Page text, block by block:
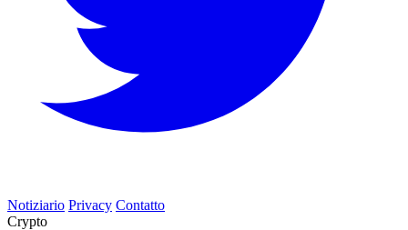
Notiziario Privacy Contatto
Crypto